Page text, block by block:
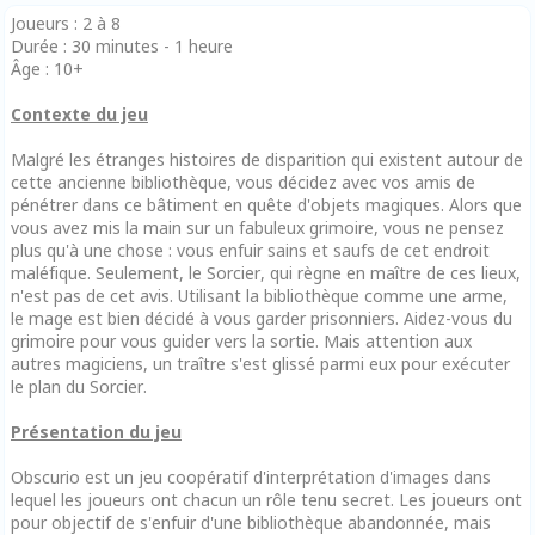
Joueurs : 2 à 8
Durée : 30 minutes - 1 heure
Âge : 10+
Contexte du jeu
Malgré les étranges histoires de disparition qui existent autour de
cette ancienne bibliothèque, vous décidez avec vos amis de
pénétrer dans ce bâtiment en quête d'objets magiques. Alors que
vous avez mis la main sur un fabuleux grimoire, vous ne pensez
plus qu'à une chose : vous enfuir sains et saufs de cet endroit
maléfique. Seulement, le Sorcier, qui règne en maître de ces lieux,
n'est pas de cet avis. Utilisant la bibliothèque comme une arme,
le mage est bien décidé à vous garder prisonniers. Aidez-vous du
grimoire pour vous guider vers la sortie. Mais attention aux
autres magiciens, un traître s'est glissé parmi eux pour exécuter
le plan du Sorcier.
Présentation du jeu
Obscurio est un jeu coopératif d'interprétation d'images dans
lequel les joueurs ont chacun un rôle tenu secret. Les joueurs ont
pour objectif de s'enfuir d'une bibliothèque abandonnée, mais